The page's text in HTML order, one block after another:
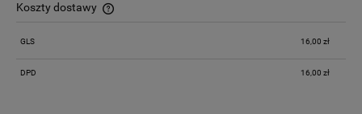
Koszty dostawy
Cena nie zawiera ewentualnych kosztów płatności
GLS 16,00 zł
DPD 16,00 zł